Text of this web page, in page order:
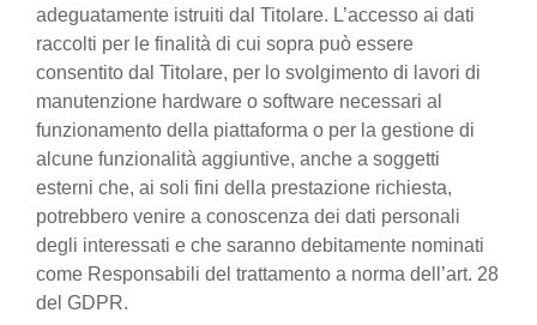
adeguatamente istruiti dal Titolare. L’accesso ai dati
raccolti per le finalità di cui sopra può essere
consentito dal Titolare, per lo svolgimento di lavori di
manutenzione hardware o software necessari al
funzionamento della piattaforma o per la gestione di
alcune funzionalità aggiuntive, anche a soggetti
esterni che, ai soli fini della prestazione richiesta,
potrebbero venire a conoscenza dei dati personali
degli interessati e che saranno debitamente nominati
come Responsabili del trattamento a norma dell’art. 28
del GDPR.